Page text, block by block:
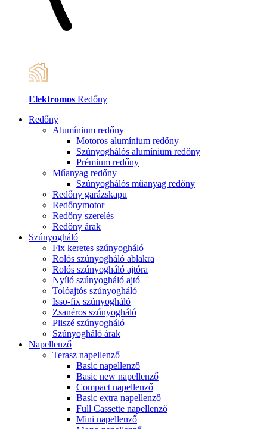
Elektromos Redőny
Redőny
Alumínium redőny
Motoros alumínium redőny
Szúnyoghálós alumínium redőny
Prémium redőny
Műanyag redőny
Szúnyoghálós műanyag redőny
Redőny garázskapu
Redőnymotor
Redőny szerelés
Redőny árak
Szúnyogháló
Fix keretes szúnyogháló
Rolós szúnyogháló ablakra
Rolós szúnyogháló ajtóra
Nyíló szúnyogháló ajtó
Tolóajtós szúnyogháló
Isso-fix szúnyogháló
Zsanéros szúnyogháló
Pliszé szúnyogháló
Szúnyogháló árak
Napellenző
Terasz napellenző
Basic napellenző
Basic new napellenző
Compact napellenző
Basic extra napellenző
Full Cassette napellenző
Mini napellenző